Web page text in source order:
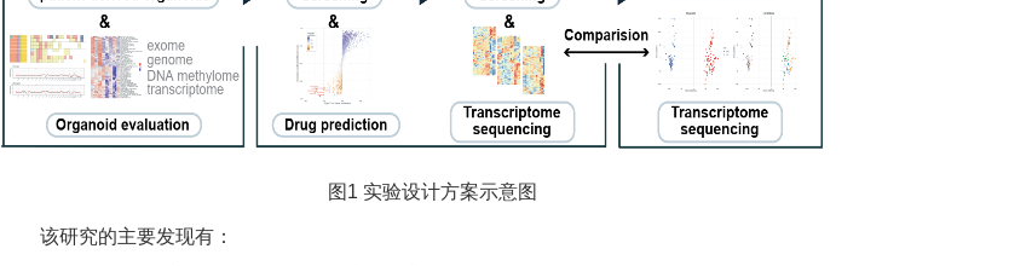
图1 实验设计方案示意图
该研究的主要发现有：